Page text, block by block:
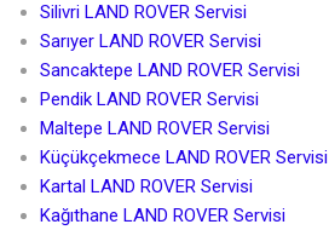
Silivri LAND ROVER Servisi
Sarıyer LAND ROVER Servisi
Sancaktepe LAND ROVER Servisi
Pendik LAND ROVER Servisi
Maltepe LAND ROVER Servisi
Küçükçekmece LAND ROVER Servisi
Kartal LAND ROVER Servisi
Kağıthane LAND ROVER Servisi